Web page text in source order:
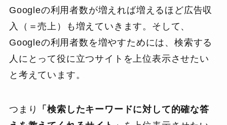
Googleの利用者数が増えれば増えるほど広告収
入（＝売上）も増えていきます。そして、
Googleの利用者数を増やすためには、検索する
人にとって役に立つサイトを上位表示させたい
と考えています。
つまり
「検索したキーワードに対して的確な答